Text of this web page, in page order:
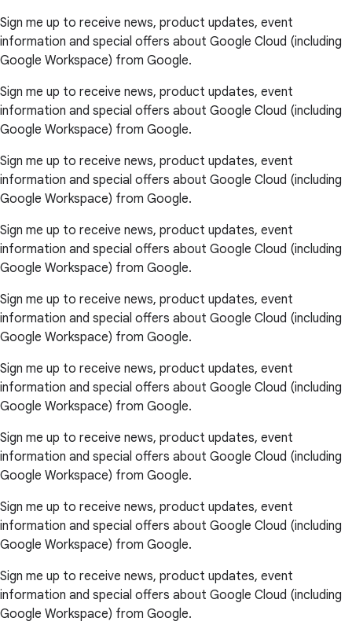
Sign me up to receive news, product updates, event
information and special offers about Google Cloud (including
Google Workspace) from Google.
Sign me up to receive news, product updates, event
information and special offers about Google Cloud (including
Google Workspace) from Google.
Sign me up to receive news, product updates, event
information and special offers about Google Cloud (including
Google Workspace) from Google.
Sign me up to receive news, product updates, event
information and special offers about Google Cloud (including
Google Workspace) from Google.
Sign me up to receive news, product updates, event
information and special offers about Google Cloud (including
Google Workspace) from Google.
Sign me up to receive news, product updates, event
information and special offers about Google Cloud (including
Google Workspace) from Google.
Sign me up to receive news, product updates, event
information and special offers about Google Cloud (including
Google Workspace) from Google.
Sign me up to receive news, product updates, event
information and special offers about Google Cloud (including
Google Workspace) from Google.
Sign me up to receive news, product updates, event
information and special offers about Google Cloud (including
Google Workspace) from Google.